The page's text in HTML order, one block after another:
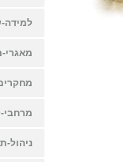
למידה-
מאגרי-
ניהול-